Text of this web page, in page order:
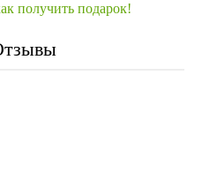
получить подарок!